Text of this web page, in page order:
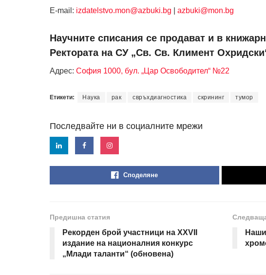
Е-mail: izdatelstvo.mon@azbuki.bg azbuki@mon.bg
Научните списания се продават и в
Ректората на СУ „Св. Св. Климент
Адрес: София 1000, бул. „Цар Освободител“ №22
Етикети: Наука рак свръхдиагностика скрининг тумор
Последвайте ни в социалните мрежи
Споделяне
Предишна статия
Рекорден брой участници на XXVII
издание на националния конкурс
„Млади таланти“ (обновена)